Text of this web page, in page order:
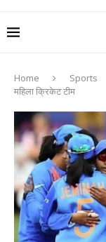
Home Sports
महिला क्रिकेट टीम